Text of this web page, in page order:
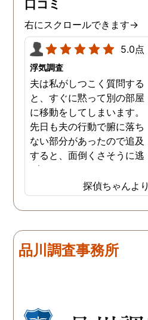
口コミ
右にスクロールできます→
5.0点
浮気調査
夫は私がしつこく質問する
と、すぐに黙って別の部屋
に移動をしてしまいます。
先日も夫の行動で腑に落ち
ない部分があったので追及
すると、面倒くさそうに逃
げてしまいました。そこで
探偵に夫の行動について調
査をしてもらうと、やはり
私の想像通り女と頻繁に会
た。さらに探偵が入手した
証拠から二人が肉体関係を
私が夫を疑うだけでは夫の
探偵ちゃんより
品川調査事務所